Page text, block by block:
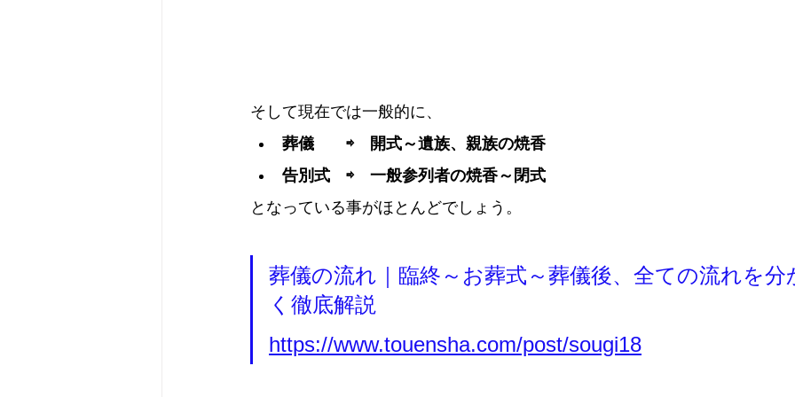
そして現在では一般的に、
葬儀　　⇨　開式～遺族、親族の焼香
告別式　⇨　一般参列者の焼香～閉式
となっている事がほとんどでしょう。
葬儀の流れ｜臨終～お葬式～葬儀後、全ての流れを分
く徹底解説
https://www.touensha.com/post/sougi18